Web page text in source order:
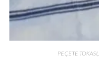
PEÇETE TOKASI,